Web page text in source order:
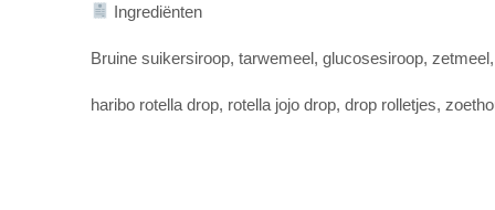
Ingrediënten
Bruine suikersiroop, tarwemeel, glucosesiroop,
haribo rotella drop, rotella jojo drop, drop rolletjes,